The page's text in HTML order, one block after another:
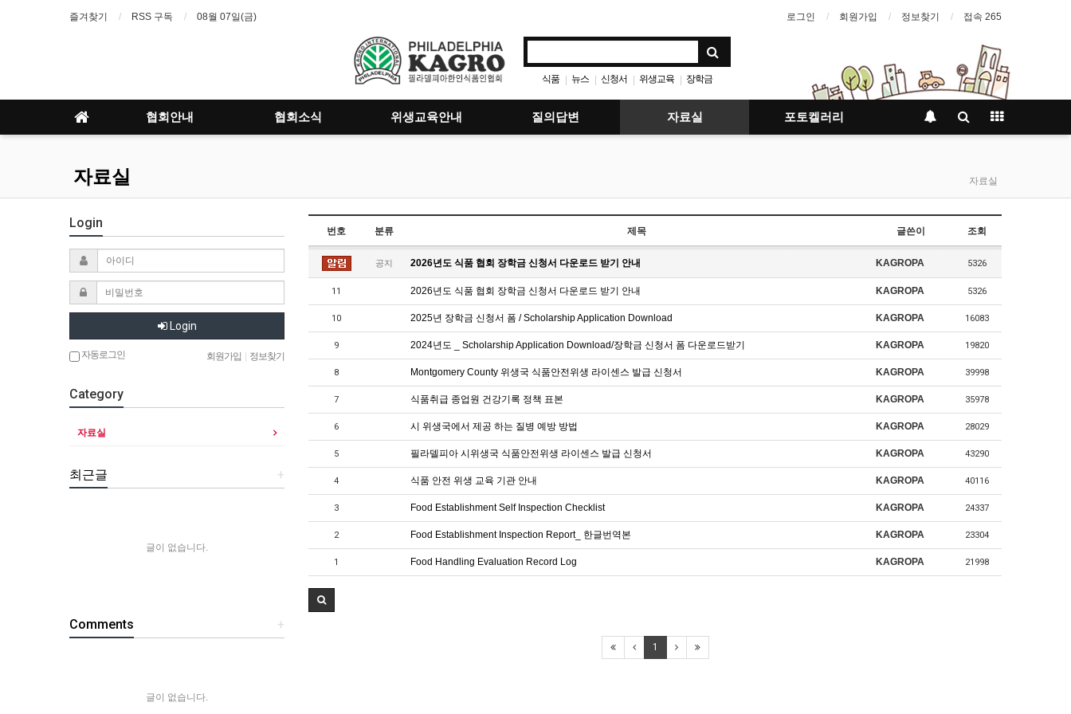
즐겨찾기 RSS 구독 08월 07일(금) 로그인 회원가입 정보찾기 접속 265
식품 | 뉴스 | 신청서 | 위생교육 | 장학금
협회안내 협회소식 위생교육안내 질의답변 자료실 포토켈러리
자료실 자료실
번호 분류 제목 글쓴이 조회
공지 2026년도 식품 협회 장학금 신청서 다운로드 받기 안내 KAGROPA 5326
11 2026년도 식품 협회 장학금 신청서 다운로드 받기 안내 KAGROPA 5326
10 2025년 장학금 신청서 폼 / Scholarship Application Download KAGROPA 16083
9 2024년도 _ Scholarship Application Download/장학금 신청서 폼 다운로드받기 KAGROPA 19820
8 Montgomery County 위생국 식품안전위생 라이센스 발급 신청서 KAGROPA 39998
7 식품취급 종업원 건강기록 정책 표본 KAGROPA 35978
6 시 위생국에서 제공 하는 질병 예방 방법 KAGROPA 28029
5 필라델피아 시위생국 식품안전위생 라이센스 발급 신청서 KAGROPA 43290
4 식품 안전 위생 교육 기관 안내 KAGROPA 40116
3 Food Establishment Self Inspection Checklist KAGROPA 24337
2 Food Establishment Inspection Report_ 한글번역본 KAGROPA 23304
1 Food Handling Evaluation Record Log KAGROPA 21998
1
Login
Login
자동로그인 회원가입 정보찾기
Category
자료실
+
최근글
글이 없습니다.
+
Comments
글이 없습니다.